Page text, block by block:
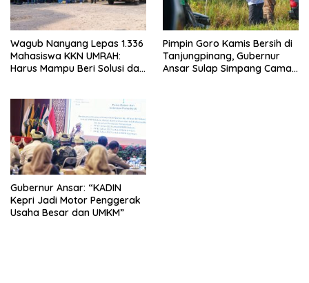
Wagub Nanyang Lepas 1.336
Mahasiswa KKN UMRAH:
Harus Mampu Beri Solusi dan
Pimpin Goro Kamis Bersih di
Tanjungpinang, Gubernur
Ansar Sulap Simpang Camat
Gubernur Ansar: “KADIN
Kepri Jadi Motor Penggerak
Usaha Besar dan UMKM”